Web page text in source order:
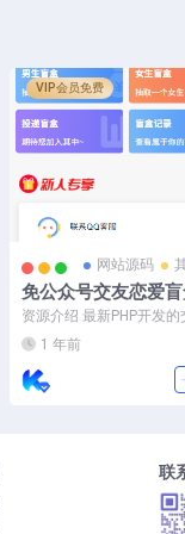
VIP会员免费
网站源码
免公众号交友恋爱
码
资源介绍 最新PHP开发的
盒系统源码，免微信公众
款一元抽纸条盲盒交友...
1 年前
联